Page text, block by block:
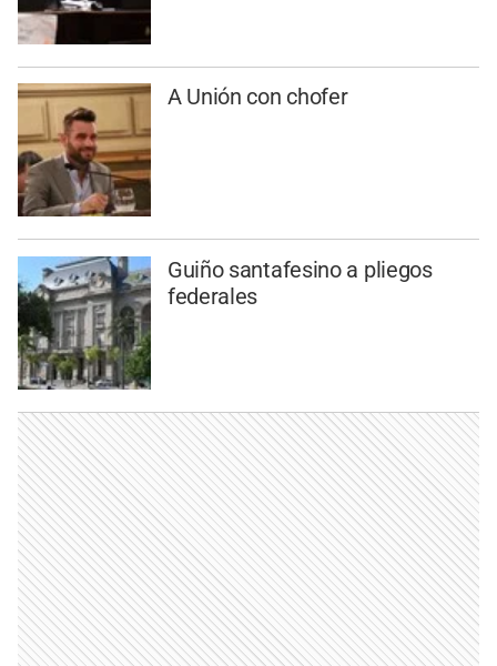
A Unión con chofer
Guiño santafesino a pliegos
federales